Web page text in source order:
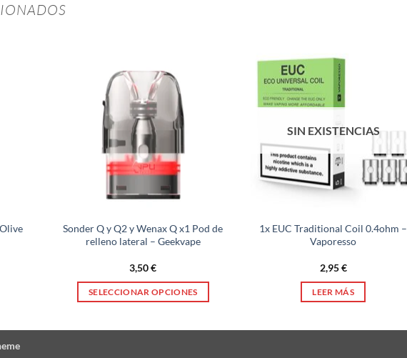
Sonder Q y Q2 y Wenax Q x1 Pod de
relleno lateral – Geekvape
3,50€
SELECCIONAR OPCIONES
SIN EXISTENCIAS
1x EUC Traditional Coil 0.4ohm –
Vaporesso
2,95€
LEER MÁS